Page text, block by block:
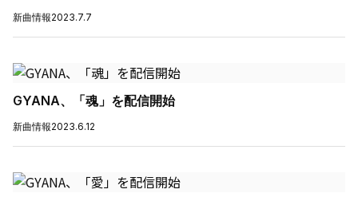
新曲情報2023.7.7
GYANA、「魂」を配信開始
新曲情報2023.6.12